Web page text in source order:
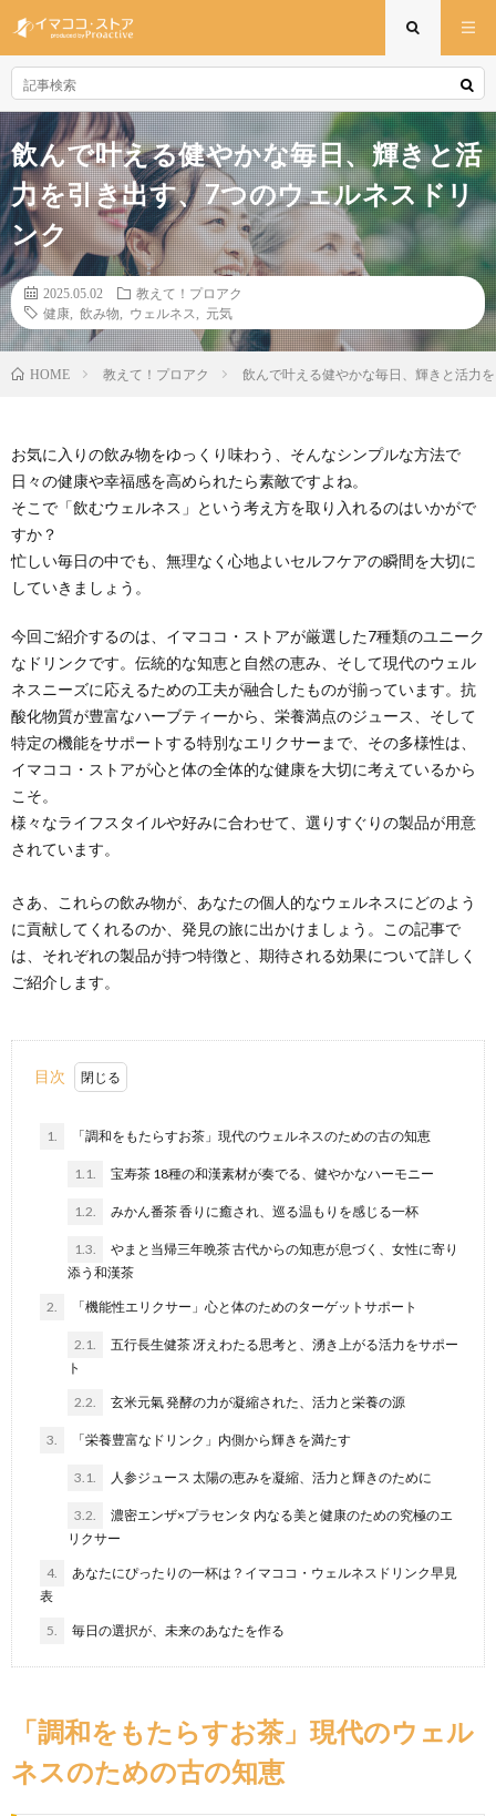
飲んで叶える健やかな毎日、輝きと活
力を引き出す、7つのウェルネスドリ
ンク
2025.05.02
教えて！プロアク
健康
飲み物 ウェルネス 元気
HOME 教えて！プロアク 飲んで叶える健やかな毎日、輝きと活力
お気に入りの飲み物をゆっくり味わう、そんなシンプルな方法で
日々の健康や幸福感を高められたら素敵ですよね。
そこで「飲むウェルネス」という考え方を取り入れるのはいかがで
すか？
忙しい毎日の中でも、無理なく心地よいセルフケアの瞬間を大切に
していきましょう。
今回ご紹介するのは、イマココ・ストアが厳選した7種類のユニーク
なドリンクです。伝統的な知恵と自然の恵み、そして現代のウェル
ネスニーズに応えるための工夫が融合したものが揃っています。抗
酸化物質が豊富なハーブティーから、栄養満点のジュース、そして
特定の機能をサポートする特別なエリクサーまで、その多様性は、
イマココ・ストアが心と体の全体的な健康を大切に考えているから
こそ。
様々なライフスタイルや好みに合わせて、選りすぐりの製品が用意
されています。
さあ、これらの飲み物が、あなたの個人的なウェルネスにどのよう
に貢献してくれるのか、発見の旅に出かけましょう。この記事で
は、それぞれの製品が持つ特徴と、期待される効果について詳しく
ご紹介します。
目次
1. 「調和をもたらすお茶」現代のウェルネスのための古の知恵
1.1. 宝寿茶 18種の和漢素材が奏でる、健やかなハーモニー
1.2. みかん番茶 香りに癒され、巡る温もりを感じる一杯
1.3.
やまと当帰三年晩茶 古代からの知恵が息づく、女性に寄り
添う和漢茶
2. 「機能性エリクサー」心と体のためのターゲットサポート
2.1.
五行長生健茶 冴えわたる思考と、湧き上がる活力をサポー
ト
2.2. 玄米元氣 発酵の力が凝縮された、活力と栄養の源
3. 「栄養豊富なドリンク」内側から輝きを満たす
3.1. 人参ジュース 太陽の恵みを凝縮、活力と輝きのために
3.2.
濃密エンザ×プラセンタ 内なる美と健康のための究極のエ
リクサー
4.
あなたにぴったりの一杯は？イマココ・ウェルネスドリンク早見
表
5. 毎日の選択が、未来のあなたを作る
「調和をもたらすお茶」現代のウェル
ネスのための古の知恵